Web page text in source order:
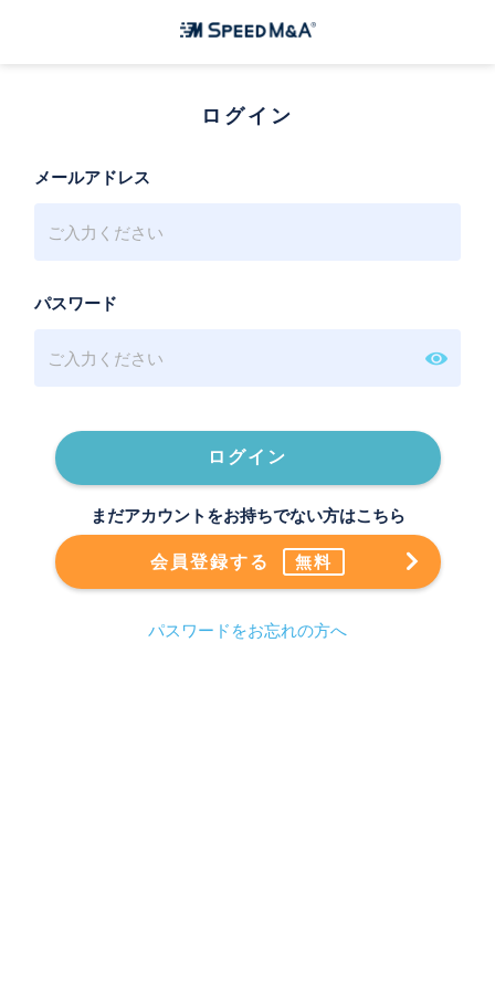
ログイン
メールアドレス
パスワード
ログイン
まだアカウントをお持ちでない方はこちら
会員登録する 無料
パスワードをお忘れの方へ